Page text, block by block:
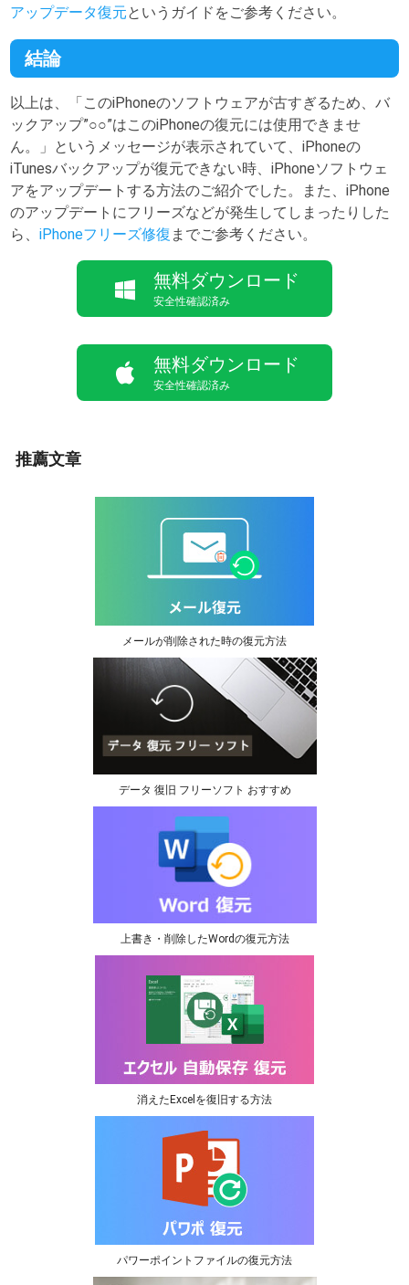
アップデータ復元というガイドをご参考ください。
結論
以上は、「このiPhoneのソフトウェアが古すぎるため、バ
ックアップ”○○”はこのiPhoneの復元には使用できませ
ん。」というメッセージが表示されていて、iPhoneの
iTunesバックアップが復元できない時、iPhoneソフトウェ
アをアップデートする方法のご紹介でした。また、iPhone
のアップデートにフリーズなどが発生してしまったりした
ら、iPhoneフリーズ修復 までご参考ください。
無料ダウンロード
安全性確認済み
無料ダウンロード
安全性確認済み
推薦文章
メールが削除された時の復元方法
データ 復旧 フリーソフト おすすめ
上書き・削除したWordの復元方法
消えたExcelを復旧する方法
パワーポイントファイルの復元方法